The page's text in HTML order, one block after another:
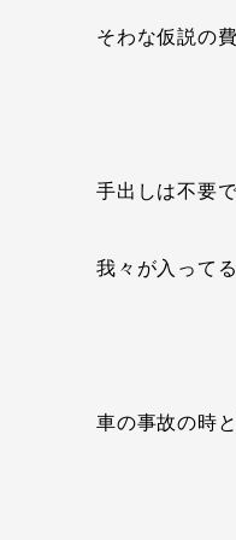
そわな仮説の
手出しは不要で
我々が入って
車の事故の時